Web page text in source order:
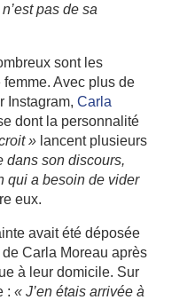
pas de sa
sont les
Avec plus de
Instagram, Carla
dont la personnalité
» lancent plusieurs
dans son discours,
qui a besoin de vider
eux.
avait été déposée
Carla Moreau après
à leur domicile. Sur
: « J’en étais arrivée à